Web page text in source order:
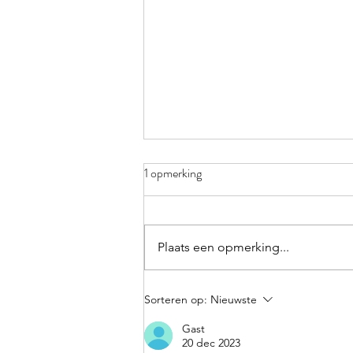
Spel: voltooid deelwoord: -t, -d
1 opmerking
Plaats een opmerking...
Sorteren op: Nieuwste
Gast
20 dec 2023